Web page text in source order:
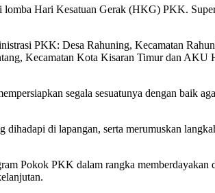
Hari Kesatuan Gerak (HKG) PKK.
PKK: Desa Rahuning, Kecamatan
Kecamatan Kota Kisaran Timur dan
segala sesuatunya dengan baik
di lapangan, serta merumuskan
Pokok PKK dalam rangka memberdayakan